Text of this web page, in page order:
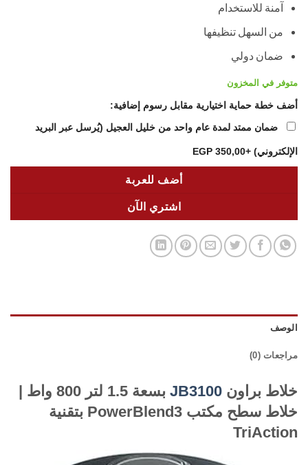
آمنة للاستخدام
من السهل تنظيفها
ضمان دولي
متوفر في المخزون
أضف خطة حماية اختيارية مقابل رسوم إضافية:
ضمان ممتد لمدة عام واحد من خليل العجيل (يُرسل عبر البريد
الإلكتروني) +350,00 EGP
أضف للعربة
اشتري الآن
الوصف
مراجعات (0)
خلاط براون JB3100
بسعة 1.5 لتر 800 واط |
خلاط سطح مكتب PowerBlend3 بتقنية
TriAction